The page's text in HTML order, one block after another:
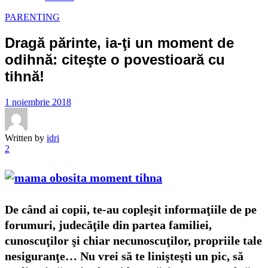
PARENTING
Dragă părinte, ia-ţi un moment de
odihnă: citeşte o povestioară cu
tihnă!
1 noiembrie 2018
Written by idri
2
De când ai copii, te-au copleşit informaţiile de pe
forumuri, judecăţile din partea familiei,
cunoscuţilor şi chiar necunoscuţilor, propriile tale
nesiguranţe… Nu vrei să te linişteşti un pic, să